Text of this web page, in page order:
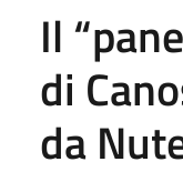
Il
di
da